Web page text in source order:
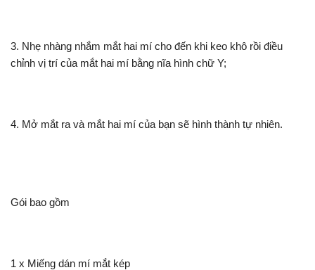
3. Nhẹ nhàng nhắm mắt hai mí cho đến khi keo khô rồi điều
chỉnh vị trí của mắt hai mí bằng nĩa hình chữ Y;
4. Mở mắt ra và mắt hai mí của bạn sẽ hình thành tự nhiên.
Gói bao gồm
1 x Miếng dán mí mắt kép